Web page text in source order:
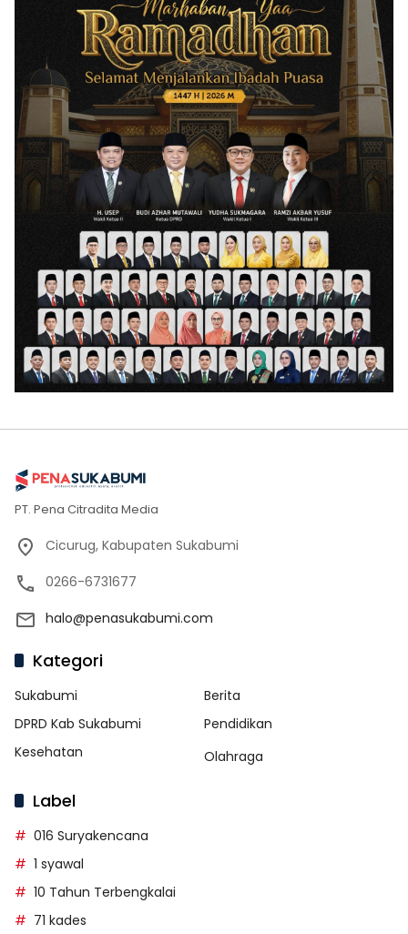
PT. Pena Citradita Media
Cicurug, Kabupaten Sukabumi
0266-6731677
halo@penasukabumi.com
Kategori
Sukabumi
Berita
DPRD Kab Sukabumi
Pendidikan
Kesehatan
Olahraga
Label
016 Suryakencana
1 syawal
10 Tahun Terbengkalai
71 kades